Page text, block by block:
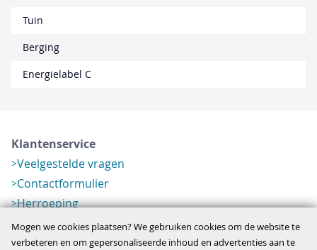
Tuin
Berging
Energielabel C
Klantenservice
Veelgestelde vragen
Contactformulier
Herroeping
Over ons
Bedrijfsgegevens
Mogen we cookies plaatsen? We gebruiken cookies om de website te
verbeteren en om gepersonaliseerde inhoud en advertenties aan te